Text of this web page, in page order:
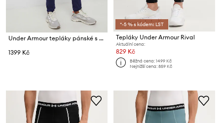
Under Armour tepláky pánské s bavlnou Essential Fleece
1399 Kč
*-5 % s kódem: LST
Tepláky Under Armour Rival
Aktuální cena:
829 Kč
Běžná cena:1499 Kč
Nejnižší cena:859 Kč